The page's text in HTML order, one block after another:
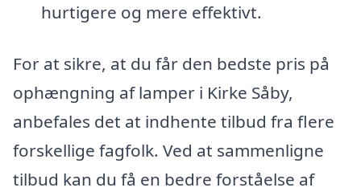
hurtigere og mere effektivt.
For at sikre, at du får den bedste pris på
ophængning af lamper i Kirke Såby,
anbefales det at indhente tilbud fra flere
forskellige fagfolk. Ved at sammenligne
tilbud kan du få en bedre forståelse af